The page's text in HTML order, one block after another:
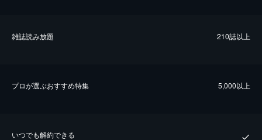
雑誌読み放題 210誌以上
プロが選ぶおすすめ特集 5,000以上
いつでも解約できる